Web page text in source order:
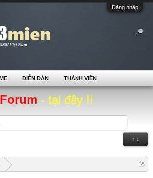
Đăng nhập
- tại đây !!
↑ ↓
DIỄN ĐÀN THÀNH VIÊN